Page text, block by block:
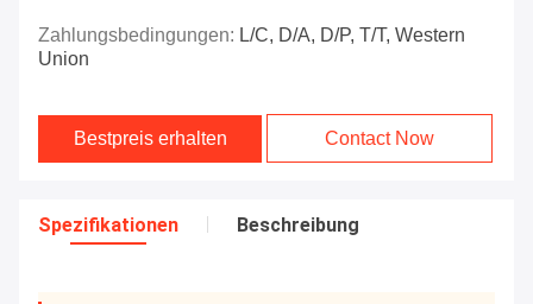
Zahlungsbedingungen: L/C, D/A, D/P, T/T, Western
Union
Bestpreis erhalten Contact Now
Spezifikationen Beschreibung